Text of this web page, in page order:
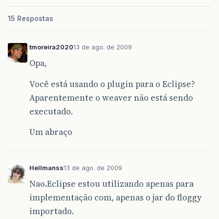
15 Respostas
tmoreira202013 de ago. de 2009
Opa,
Você está usando o plugin para o Eclipse?
Aparentemente o weaver não está sendo
executado.
Um abraço
Hellmanss13 de ago. de 2009
Nao.Eclipse estou utilizando apenas para
implementação com, apenas o jar do floggy
importado.